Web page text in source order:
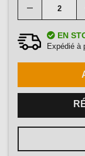
EN
Expédié à